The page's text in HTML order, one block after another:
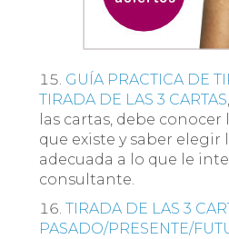
GUÍA PRACTICA DE
TIRADA DE LAS 3 CARTAS
las cartas, debe
que existe y saber elegir
adecuada a lo que le
consultante.
TIRADA DE LAS 3
PASADO/PRESENTE/